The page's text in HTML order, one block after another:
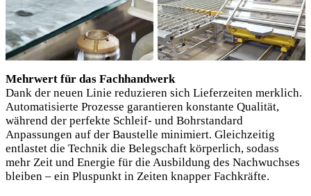
Mehrwert für das Fachhandwerk
Dank der neuen Linie reduzieren sich Lieferzeiten merklich.
Automatisierte Prozesse garantieren konstante Qualität,
während der perfekte Schleif- und Bohrstandard
Anpassungen auf der Baustelle minimiert. Gleichzeitig
entlastet die Technik die Belegschaft körperlich, sodass
mehr Zeit und Energie für die Ausbildung des Nachwuchses
bleiben – ein Pluspunkt in Zeiten knapper Fachkräfte.